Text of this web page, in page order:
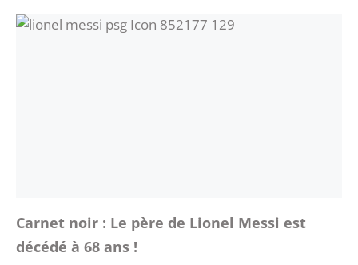
Carnet noir : Le père de Lionel Messi est
décédé à 68 ans !